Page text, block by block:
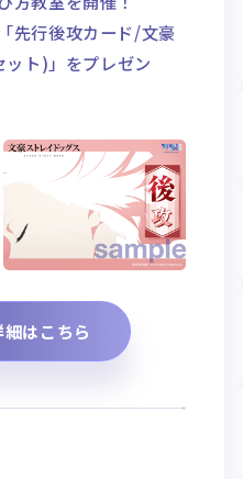
先行後攻カード/文豪
ト)」をプレゼン
はこちら